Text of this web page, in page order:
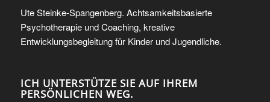
Ute Steinke-Spangenberg. Achtsamkeitsbasierte
Psychotherapie und Coaching, kreative
Entwicklungsbegleitung für Kinder und Jugendliche.
ICH UNTERSTÜTZE SIE AUF IHREM
PERSÖNLICHEN WEG.